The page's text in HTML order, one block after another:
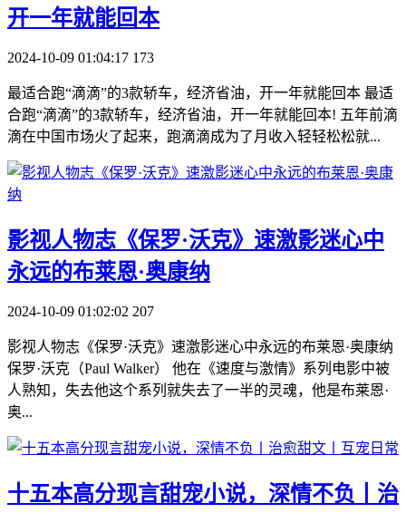
开一年就能回本
2024-10-09 01:04:17 173
最适合跑“滴滴”的3款轿车，经济省油，开一年就能回本 最适
合跑“滴滴”的3款轿车，经济省油，开一年就能回本! 五年前滴
滴在中国市场火了起来，跑滴滴成为了月收入轻轻松松就...
​影视人物志《保罗·沃克》速激影迷心中
永远的布莱恩·奥康纳
2024-10-09 01:02:02 207
影视人物志《保罗·沃克》速激影迷心中永远的布莱恩·奥康纳
保罗·沃克（Paul Walker） 他在《速度与激情》系列电影中被
人熟知，失去他这个系列就失去了一半的灵魂，他是布莱恩·
奥...
​十五本高分现言甜宠小说，深情不负丨治